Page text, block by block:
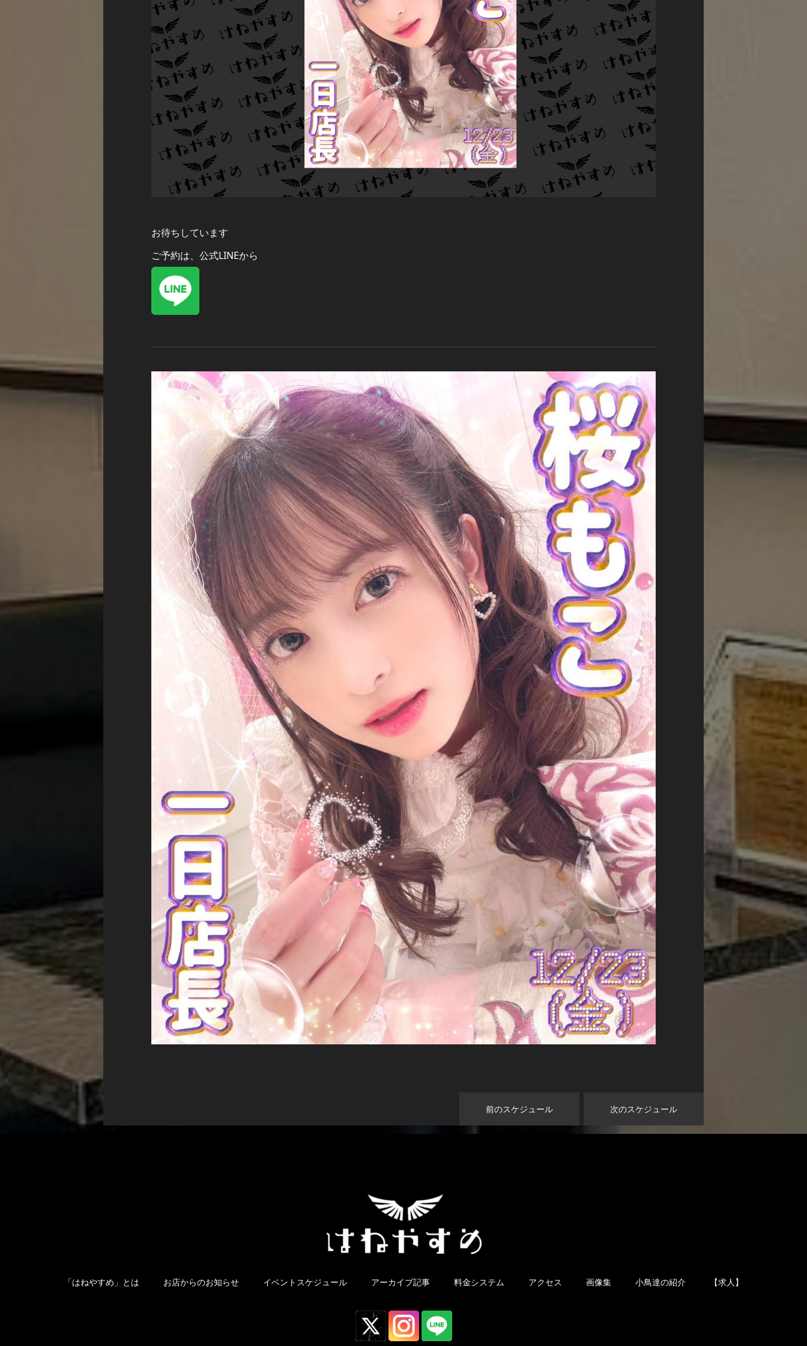
お待ちしています
ご予約は、公式LINEから
前のスケジュール 次のスケジュール
「はねやすめ」とは お店からのお知らせ イベントスケジュール アーカイブ記事 料金システム アクセス 画像集 小鳥達の紹介 【求人】